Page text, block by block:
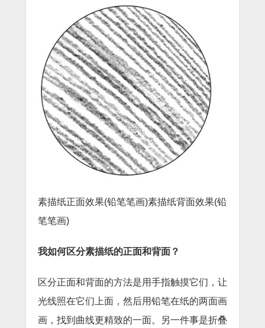
素描纸正面效果(铅笔笔画)素描纸背面效果(铅
笔笔画)
我如何区分素描纸的正面和背面？
区分正面和背面的方法是用手指触摸它们，让
光线照在它们上面，然后用铅笔在纸的两面画
画，找到曲线更精致的一面。另一件事是折叠